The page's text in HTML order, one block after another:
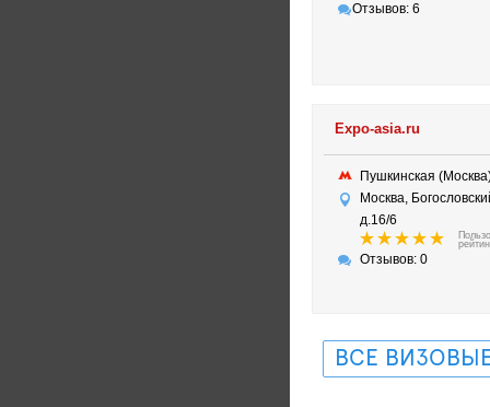
Отзывов: 6
Expo-asia.ru
Пушкинская
Москва,
д.16/6
Отзывов: 0
ВСЕ